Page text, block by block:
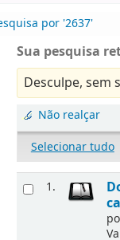
por '2637'
Sua pesquisa
Desculpe, sem
Não realçar
Selecionar tudo
1.